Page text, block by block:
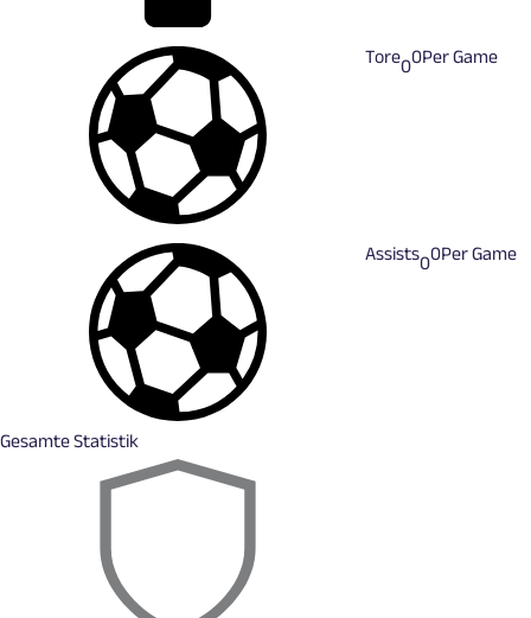
Tore00Per Game
Assists00Per Game
Gesamte Statistik